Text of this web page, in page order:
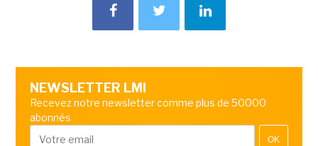
NEWSLETTER LMI
Recevez notre newsletter comme plus de 50000
abonnés
OK